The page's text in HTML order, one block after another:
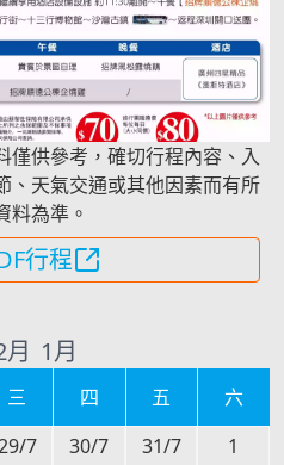
僅供參考，確切行程內容、入
、天氣交通或其他因素而有所
料為準。
行程
月 1月
三 四 五
六
7 30/7 31/7
1